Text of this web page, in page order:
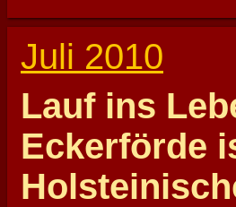
Juli 2010
Lauf ins
Eckerförde